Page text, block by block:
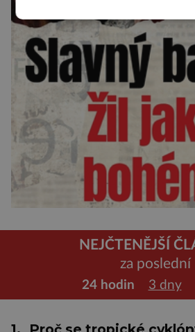
NEJČTENĚJŠÍ
za poslední
24 hodin 3 dny